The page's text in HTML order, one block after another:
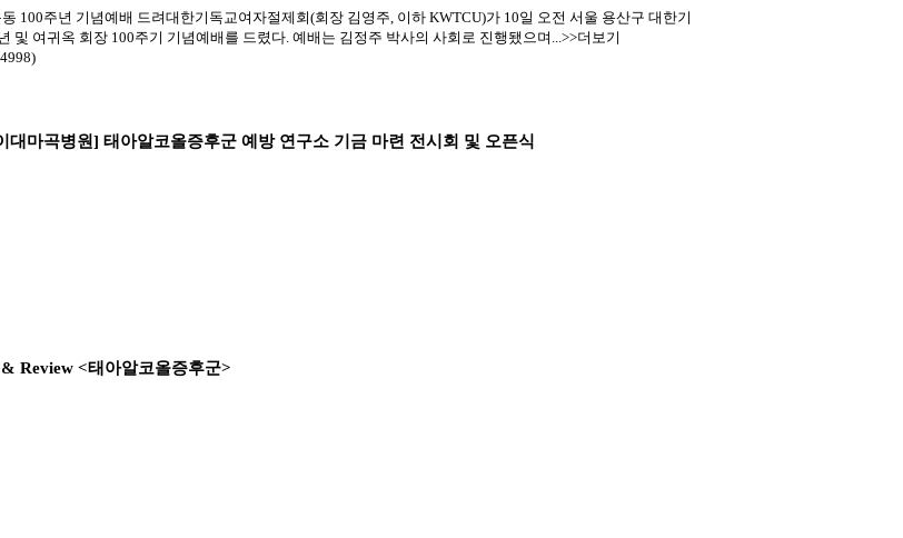
100주년 기념예배 드려대한기독교여자절제회(회장 김영주, 이하 KWTCU)가 10일 오전 서울 용산구 대한기
및 여귀옥 회장 100주기 기념예배를 드렸다. 예배는 김정주 박사의 사회로 진행됐으며...>>더보기
대마곡병원] 태아알코올증후군 예방 연구소 기금 마련 전시회 및 오픈식
Review <태아알코올증후군>